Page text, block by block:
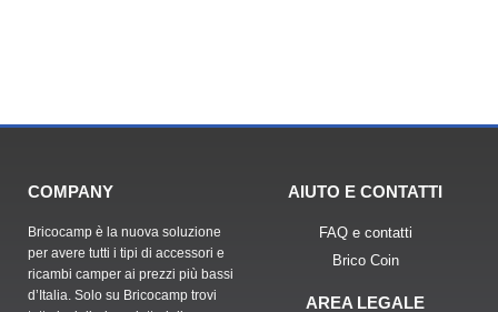
COMPANY
Bricocamp è la nuova soluzione
per avere tutti i tipi di accessori e
ricambi camper ai prezzi più bassi
d’Italia. Solo su Bricocamp trovi
AIUTO E CONTATTI
FAQ e contatti
Brico Coin
AREA LEGALE